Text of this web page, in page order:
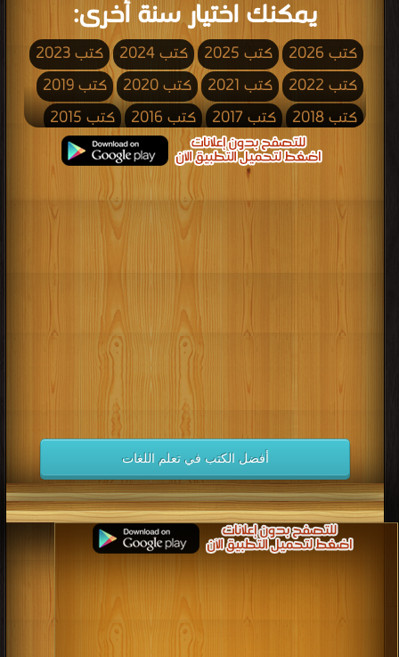
يمكنك اختيار سنة أخرى:
كتب 2026 كتب 2025 كتب 2024
كتب 2023
كتب 2022
كتب 2021 كتب 2020
كتب 2019
كتب 2018
كتب 2017 كتب 2016
كتب 2015
كتب 2013 كتب 2012
كتب 2011
كتب 2009 كتب 2008
كتب 2006
كتب 2005 كتب 2004
كتب 2003
كتب 2000
كتب 1992
كتب 1991
كتب 1990
كتب 1989 كتب 1988
كتب 1987
كتب 1984
كتب 1983
كتب 1980
كتب 1979
كتب 1978
كتب 1977 كتب 1976
كتب 1975
كتب 1974
كتب 1973 كتب 1972
كتب 1971
كتب 1970
كتب 1969 كتب 1968
كتب 1967
كتب 1966
كتب 1965 كتب 1964
كتب 1963
كتب 1962
كتب 1961 كتب 1960
كتب 1959
كتب 1957
كتب 1952
كتب 1951
أفضل الكتب في تعلم اللغات